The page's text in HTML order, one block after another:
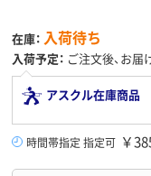
在庫： 入荷待ち
入荷予定： ご注文後、お
アスクル在庫商品
時間帯指定 指定可 ￥